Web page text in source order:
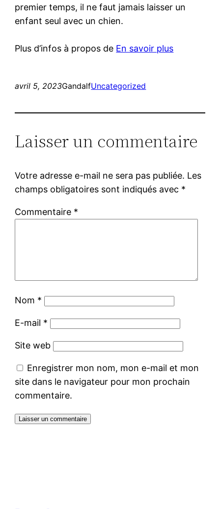
premier temps, il ne faut jamais laisser un
enfant seul avec un chien.
Plus d’infos à propos de En savoir plus
avril 5, 2023GandalfUncategorized
Laisser un commentaire
Votre adresse e-mail ne sera pas publiée. Les
champs obligatoires sont indiqués avec *
Commentaire *
Nom *
E-mail *
Site web
Enregistrer mon nom, mon e-mail et mon
site dans le navigateur pour mon prochain
commentaire.